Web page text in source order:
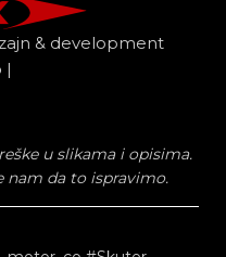
& development
|
u slikama i opisima.
nam da to ispravimo.